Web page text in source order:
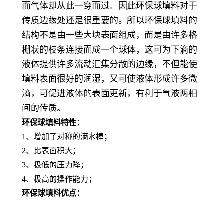
而气体却从此一穿而过。因此环保球填料对于
传质边缘处还是很重要的。所以环保球填料的
结构不是由一些大块表面组成，而是由许多格
栅状的枝条连接而成一个球体，这可为下滳的
液体提供许多流动汇集分散的边缘，不但能使
填料表面很好的润湿，又可使液体形成许多微
滳，可促进液体的表面更新，有利于气液两相
间的传质。
环保球填料特性：
1、增加了对称的滳水棒；
2、比表面积大；
3、极低的压力降；
4、极高的操作能力；
环保球填料优点：